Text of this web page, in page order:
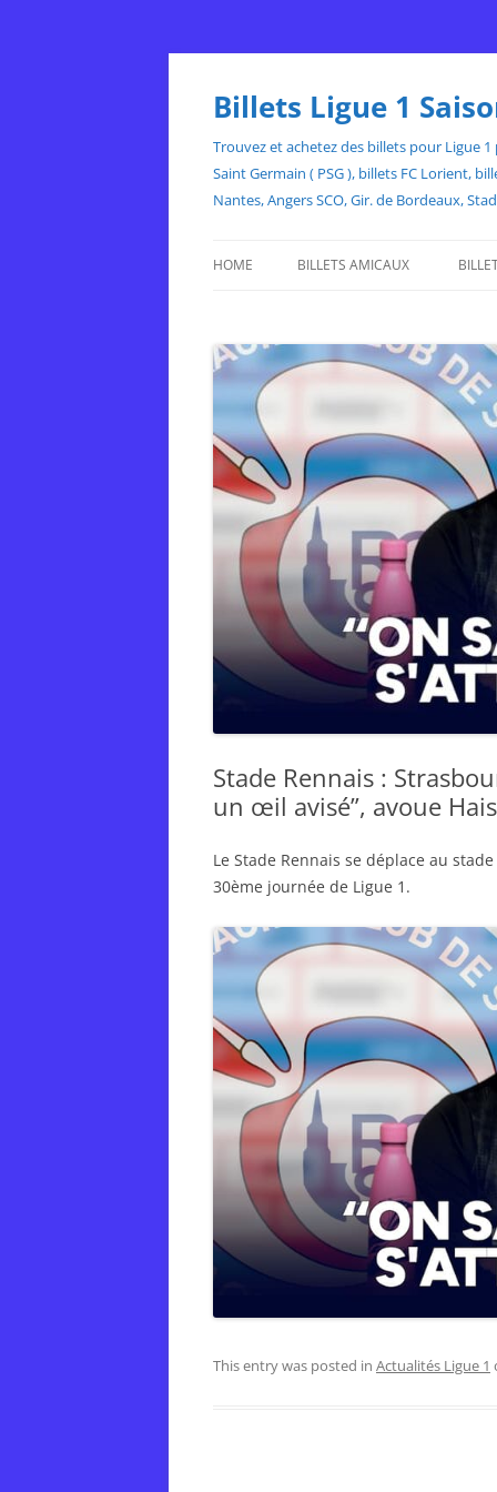
Skip
content
Billets Ligue 1
Trouvez et achetez des billets pour Ligue
Saint Germain ( PSG ), billets FC Lorient,
Nantes, Angers SCO, Gir. de Bordeaux,
HOME BILLETS AMICAUX
Stade Rennais :
un œil avisé”, avoue
Le Stade Rennais se déplace au
30ème journée de Ligue 1.
This entry was posted in Actualités Ligue 1